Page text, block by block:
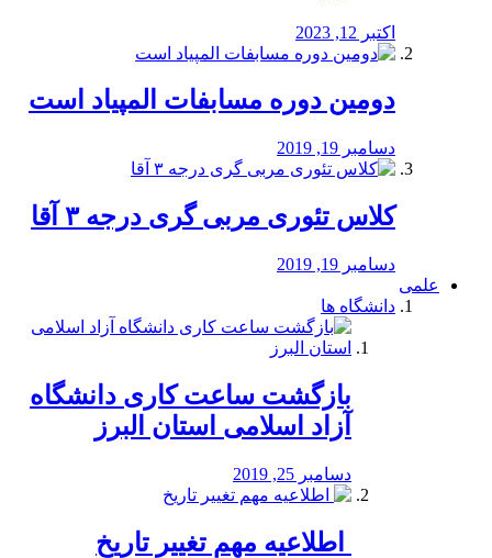
اکتبر 12, 2023
دومین دوره مسابفات المپیاد است
دسامبر 19, 2019
کلاس تئوری مربی گری درجه ۳ آقا
دسامبر 19, 2019
علمی
دانشگاه ها
بازگشت ساعت کاری دانشگاه
آزاد اسلامی استان البرز
دسامبر 25, 2019
️ اطلاعیه مهم تغییر تاریخ